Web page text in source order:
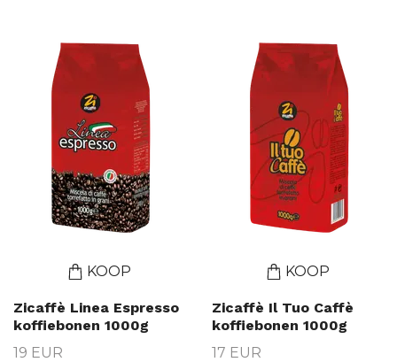
KOOP
Zicaffè Linea Espresso
koffiebonen 1000g
19 EUR
KOOP
Zicaffè Il Tuo Caffè
koffiebonen 1000g
17 EUR